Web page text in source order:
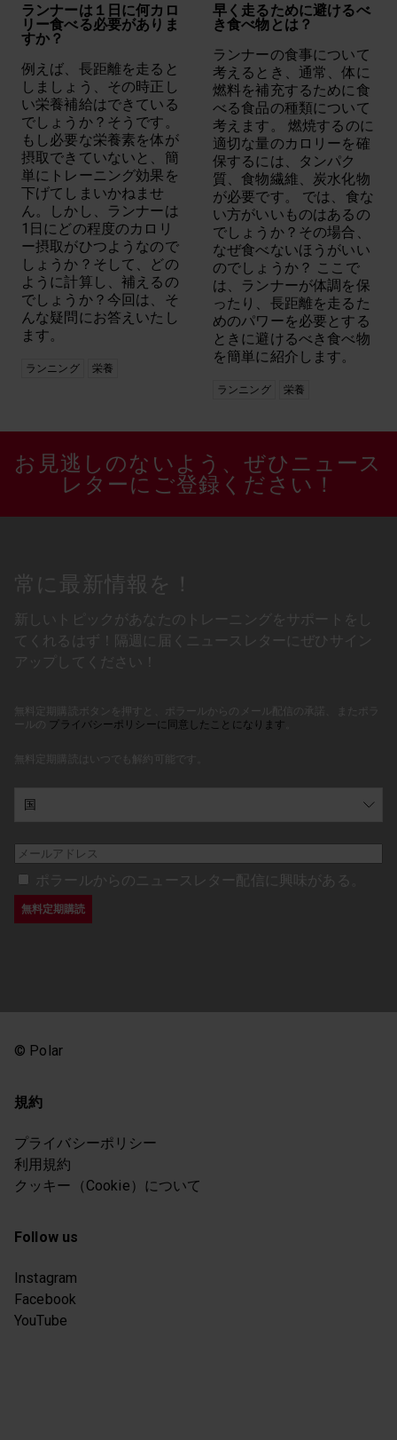
ランナーは１日に何カロ
リー食べる必要がありま
すか？
例えば、長距離を走ると
しましょう、その時正し
い栄養補給はできている
でしょうか？そうです。
もし必要な栄養素を体が
摂取できていないと、簡
単にトレーニング効果を
下げてしまいかねませ
ん。しかし、ランナーは
1日にどの程度のカロリ
ー摂取がひつようなので
しょうか？そして、どの
ように計算し、補えるの
でしょうか？今回は、そ
んな疑問にお答えいたし
ます。
ランニング 栄養
早く走るために避けるべ
き食べ物とは？
ランナーの食事について
考えるとき、通常、体に
燃料を補充するために食
べる食品の種類について
考えます。 燃焼するのに
適切な量のカロリーを確
保するには、タンパク
質、食物繊維、炭水化物
が必要です。 では、食な
い方がいいものはあるの
でしょうか？その場合、
なぜ食べないほうがいい
のでしょうか？ ここで
は、ランナーが体調を保
ったり、長距離を走るた
めのパワーを必要とする
ときに避けるべき食べ物
を簡単に紹介します。
ランニング 栄養
お見逃しのないよう、ぜひニュース
レターにご登録ください！
常に最新情報を！
新しいトピックがあなたのトレーニングをサポートをし
てくれるはず！隔週に届くニュースレターにぜひサイン
アップしてください！
無料定期購読ボタンを押すと、ポラールからのメール配信の承諾、またポラ
ールの
プライバシーポリシーに同意したことになります
無料定期購読はいつでも解約可能です。
ポラールからのニュースレター配信に興味がある。
© Polar
規約
プライバシーポリシー
利用規約
クッキー（Cookie）について
Follow us
Instagram
Facebook
YouTube